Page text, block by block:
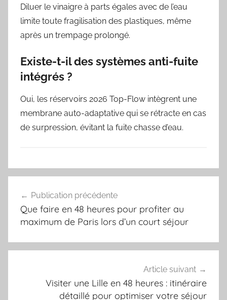
Diluer le vinaigre à parts égales avec de l’eau
limite toute fragilisation des plastiques, même
après un trempage prolongé.
Existe-t-il des systèmes anti-fuite
intégrés ?
Oui, les réservoirs 2026 Top-Flow intègrent une
membrane auto-adaptative qui se rétracte en cas
de surpression, évitant la fuite chasse d’eau.
de
l’article
Publication précédente
Que faire en 48 heures pour profiter au
maximum de Paris lors d’un court séjour
Article suivant
Visiter une Lille en 48 heures : itinéraire
détaillé pour optimiser votre séjour